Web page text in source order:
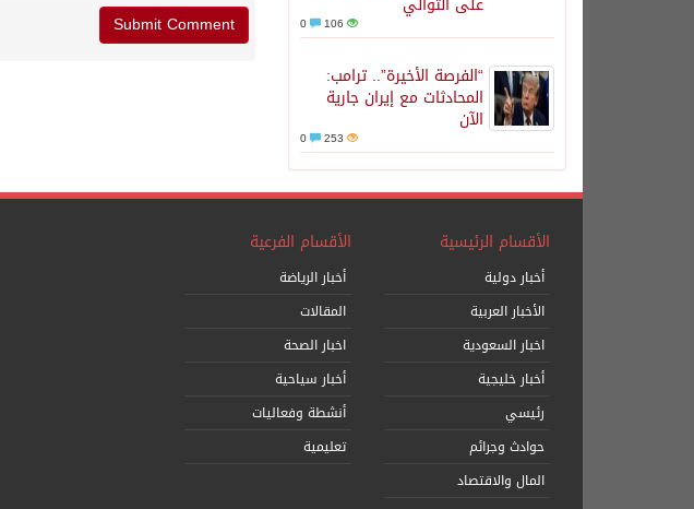
106
“الفرصة الأخيرة”.. ترامب:
المحادثات مع إيران جارية
الآن
253
الأقسام الرئيسية
أخبار دولية
الأخبار العربية
اخبار السعودية
أخبار خليجية
رئيسي
حوادث وجرائم
المال والاقتصاد
الأقسام الفرعية
أخبار الرياضة
المقالات
اخبار الصحة
أخبار سياحية
أنشطة وفعاليات
تعليمية